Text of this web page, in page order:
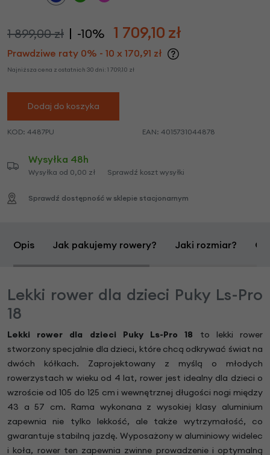
1 899,00 zł -10% 1 709,10 zł
Prawdziwe raty 0% - 10 x 170,91 zł
Najniższa cena z ostatnich 30 dni: 1 709,10 zł
Dodaj do koszyka
KOD: 4487PU EAN: 4015731044878
Wysyłka 48h
Wysyłka od 0,00 zł Sprawdź koszt wysyłki
Sprawdź dostępność w sklepie stacjonarnym
Opis Jak pakujemy rowery? Jaki rozmiar?
Lekki rower dla dzieci Puky Ls-Pro
18
Lekki rower dla dzieci Puky Ls-Pro 18 to lekki rower
stworzony specjalnie dla dzieci, które chcą odkrywać świat na
dwóch kółkach. Zaprojektowany z myślą o młodych
rowerzystach w wieku od 4 lat, rower jest idealny dla dzieci o
wzroście od 105 do 125 cm i wewnętrznej długości nogi między
43 a 57 cm. Rama wykonana z wysokiej klasy aluminium
zapewnia nie tylko lekkość, ale także wytrzymałość, co
gwarantuje stabilną jazdę. Wyposażony w aluminiowy widelec
i koła, rower ten zapewnia zwinne prowadzenie i optymalną